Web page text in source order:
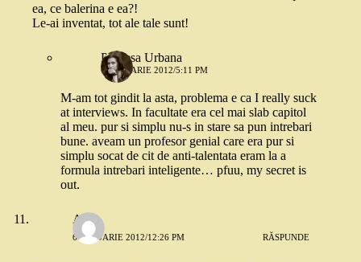
ea, ce balerina e ea?!
Le-ai inventat, tot ale tale sunt!
Printesa Urbana
6 IANUARIE 2012/5:11 PM
M-am tot gindit la asta, problema e ca I really suck
at interviews. In facultate era cel mai slab capitol
al meu. pur si simplu nu-s in stare sa pun intrebari
bune. aveam un profesor genial care era pur si
simplu socat de cit de anti-talentata eram la a
formula intrebari inteligente… pfuu, my secret is
out.
A.
6 IANUARIE 2012/12:26 PM RĂSPUNDE